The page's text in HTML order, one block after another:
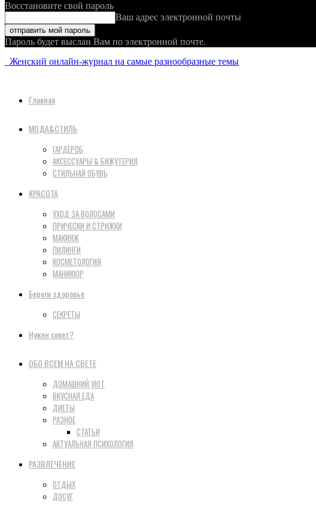
Восстановите свой пароль
Ваш адрес электронной почты
Пароль будет выслан Вам по электронной почте.
Женский онлайн-журнал на самые разнообразные темы
Главная
МОДА&СТИЛЬ
ГАРДЕРОБ
АКСЕССУАРЫ & БИЖУТЕРИЯ
СТИЛЬНАЯ ОБУВЬ
КРАСОТА
УХОД ЗА ВОЛОСАМИ
ПРИЧЕСКИ И СТРИЖКИ
МАКИЯЖ
ПИЛИНГИ
КОСМЕТОЛОГИЯ
МАНИКЮР
Береги здоровье
СЕКРЕТЫ
Нужен совет?
ОБО ВСЕМ НА СВЕТЕ
ДОМАШНИЙ УЮТ
ВКУСНАЯ ЕДА
ДИЕТЫ
РАЗНОЕ
СТАТЬИ
АКТУАЛЬНАЯ ПСИХОЛОГИЯ
РАЗВЛЕЧЕНИЕ
ОТДЫХ
ДОСУГ